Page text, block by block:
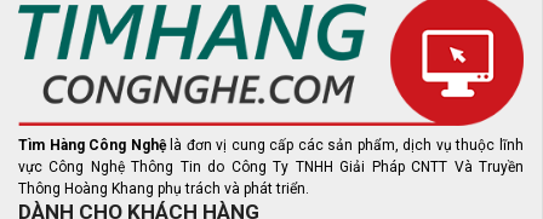
Tìm Hàng Công Nghệ là đơn vị cung cấp các sản phẩm, dịch vụ thuộc lĩnh
vực Công Nghệ Thông Tin do Công Ty TNHH Giải Pháp CNTT Và Truyền
Thông Hoàng Khang phụ trách và phát triển.
DÀNH CHO KHÁCH HÀNG